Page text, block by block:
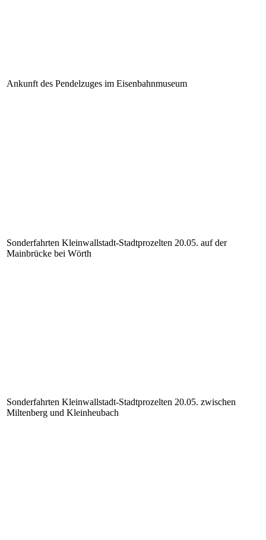
Ankunft des Pendelzuges im Eisenbahnmuseum
Sonderfahrten Kleinwallstadt-Stadtprozelten 20.05. auf der
Mainbrücke bei Wörth
Sonderfahrten Kleinwallstadt-Stadtprozelten 20.05. zwischen
Miltenberg und Kleinheubach